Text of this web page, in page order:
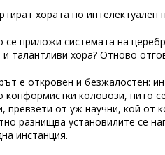
хората по
се приложи системата на
талантливи хора? Отново
е откровен и безжалостен:
конформистки коловози, нито
превзети от уж научни, кой от
разнищва установилите се
инстанция.